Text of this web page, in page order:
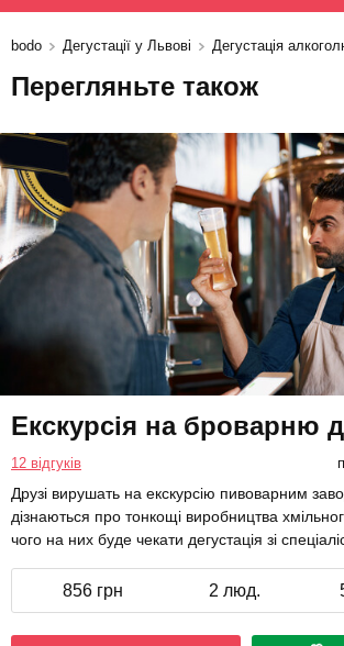
bodo Дегустації у Львові Дегустація
Перегляньте також
Екскурсія на броварню
12 відгуків
Друзі вирушать на екскурсію пивоварним
дізнаються про тонкощі виробництва
чого на них буде чекати дегустація зі
856 грн 2 люд.